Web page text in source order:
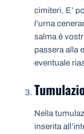
cimiteri. E’
l’urna
salma è
passera alla
eventuale
Nella
inserita